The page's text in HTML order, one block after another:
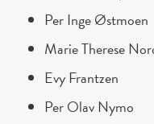
Per Inge Østmoen
Marie Therese
Evy Frantzen
Per Olav Nymo